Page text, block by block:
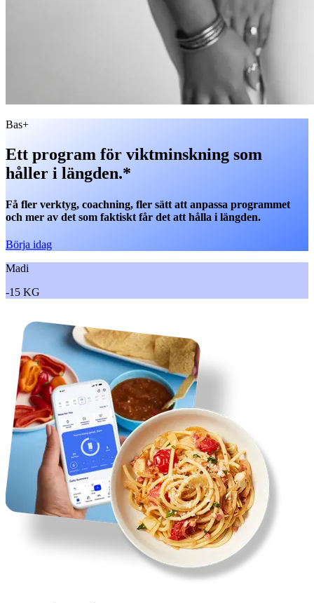
Bas+
Ett program för viktminskning som
håller i längden.*
Få fler verktyg, coachning, fler sätt att anpassa programmet
och mer av det som faktiskt får det att hålla i längden.
Börja idag
Madi
-15 KG